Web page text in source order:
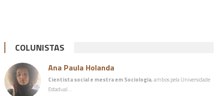
COLUNISTAS
Ana Paula Holanda
Cientista social e mestra em Sociologia, ambos pela Universidade
Estadual…